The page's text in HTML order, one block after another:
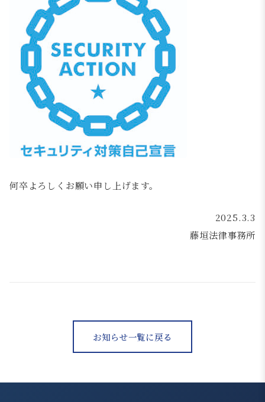
何卒よろしくお願い申し上げます。
2025.3.3
藤垣法律事務所
お知らせ一覧に戻る